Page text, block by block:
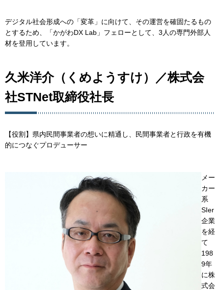
デジタル社会形成への「変革」に向けて、その運営を確固たるもの
とするため、「かがわDX Lab」フェローとして、3人の専門外部人
材を登用しています。
久米洋介（くめようすけ）／株式会
社STNet取締役社長
【役割】県内民間事業者の想いに精通し、民間事業者と行政を有機
的につなぐプロデューサー
メー
カー
系
SIer
企業
を経
て
198
9年
に株
式会